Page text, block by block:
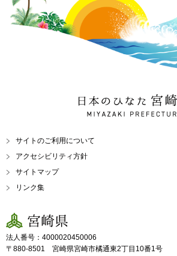
日本のひなた 宮崎県
MIYAZAKI PREFECTURE
サイトのご利用について
アクセシビリティ方針
サイトマップ
リンク集
宮崎県
法人番号：4000020450006
〒880-8501 宮崎県宮崎市橘通東2丁目10番1号